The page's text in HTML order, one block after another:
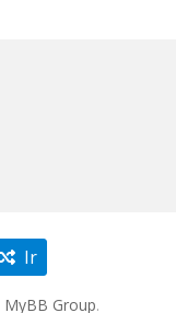
Ir
MyBB Group.